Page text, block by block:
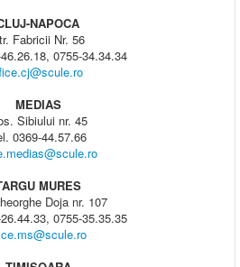
NAPOCA
Fabricii Nr. 56
0755-34.34.34
MEDIAS
Sibiului nr. 45
0369-44.57.66
MURES
Doja nr. 107
0755-35.35.35